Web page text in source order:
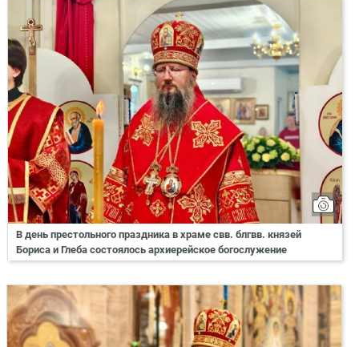
В день престольного праздника в храме свв. блгвв. князей
Бориса и Глеба состоялось архиерейское богослужение